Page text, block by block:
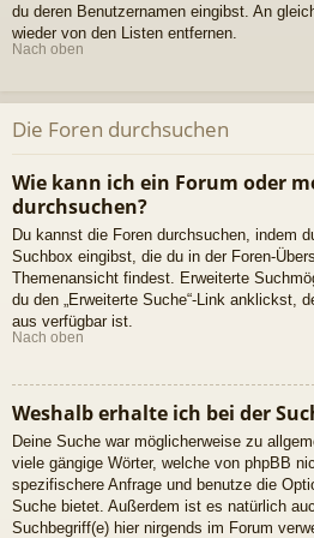
du deren Benutzernamen eingibst. An
wieder von den Listen entfernen.
Nach oben
Die Foren durchsuchen
Wie kann ich ein Forum oder
durchsuchen?
Du kannst die Foren durchsuchen, indem
Suchbox eingibst, die du in der Foren-
Themenansicht findest. Erweiterte
du den „Erweiterte Suche“-Link anklickst,
aus verfügbar ist.
Nach oben
Weshalb erhalte ich bei der
Deine Suche war möglicherweise zu
viele gängige Wörter, welche von phpBB
spezifischere Anfrage und benutze die
Suche bietet. Außerdem ist es natürlich
Suchbegriff(e) hier nirgends im Forum